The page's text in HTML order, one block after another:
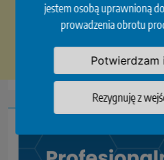
jestem osobą uprawnioną
prowadzenia obrotu
Potwierdzam
Rezygnuję z